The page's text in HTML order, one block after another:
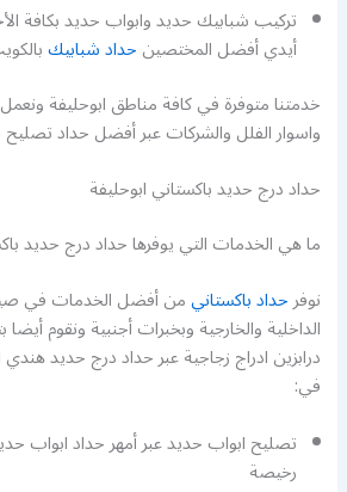
تركيب شبابيك حديد وابواب حديد بكافة
أيدي أفضل المختصينحداد شبابيك
خدمتنا متوفرة في كافة مناطق ابوحليفة
واسوار الفلل والشركات عبر أفضل حداد تصليح
حداد درج حديد باكستاني ابوحليفة
ما هي الخدمات التي يوفرها حداد درج حديد
نوفرحداد باكستانيمن أفضل الخدمات في
الداخلية والخارجية وبخبرات أجنبية ونقوم
درابزين ادراج زجاجية عبر حداد درج حديد
في:
تصليح ابواب حديد عبر أمهر حداد ابواب
رخيصة